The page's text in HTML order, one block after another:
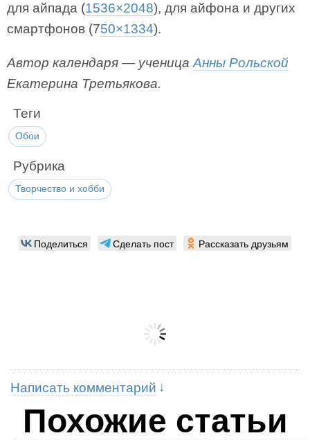
для айпада (1536×2048), для айфона и других
смартфонов (750×1334).
Автор календаря — ученица Анны Рольской
Екатерина Третьякова.
Теги
Обои
Рубрика
Творчество и хобби
Поделиться Сделать пост Рассказать друзьям
Написать комментарий
Похожие статьи